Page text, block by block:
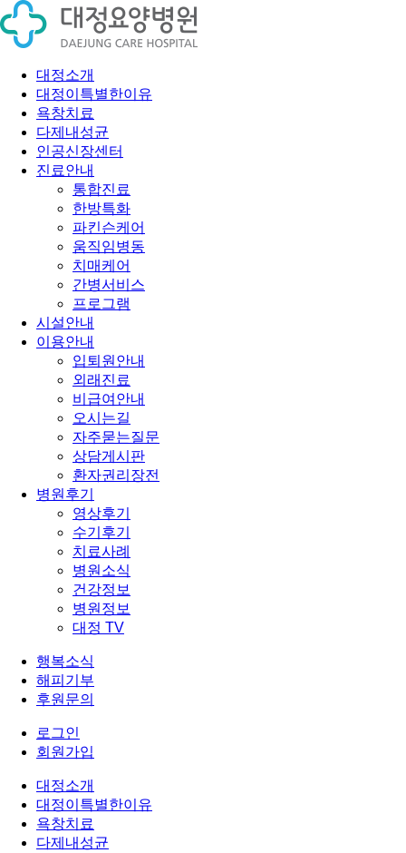
대정소개
대정이특별한이유
욕창치료
다제내성균
인공신장센터
진료안내
통합진료
한방특화
파킨슨케어
움직임병동
치매케어
간병서비스
프로그램
시설안내
이용안내
입퇴원안내
외래진료
비급여안내
오시는길
자주묻는질문
상담게시판
환자권리장전
병원후기
영상후기
수기후기
치료사례
병원소식
건강정보
병원정보
대정 TV
행복소식
해피기부
후원문의
로그인
회원가입
대정소개
대정이특별한이유
욕창치료
다제내성균